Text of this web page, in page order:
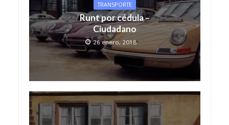
TRANSPORTE
Runt por cédula –
Ciudadano
26 enero, 2018